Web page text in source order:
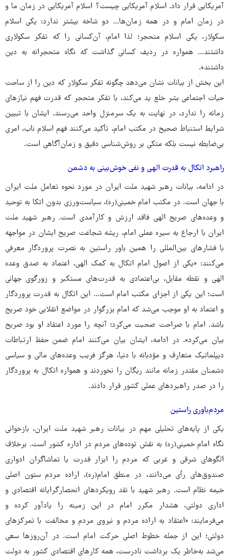
آمریکایی قرار داد. اسلام آمریکایی چیست؟ اسلام آمریکایی در زمان ما و
در زمان امام و در همه‌ زمان‌ها... دو شاخه بیشتر ندارد: یکی اسلام
سکولار، یکی اسلام متحجر؛ لذا امام، آن‌کسانی را که تفکر سکولاری
داشتند... همواره در ردیف کسانی گذاشت که نگاه متحجرانه‌ به دین
داشتند».
این بخش از بیانات نشان می‌دهد چگونه تفکر سکولار که دین را از ساحت
حیات اجتماعی بشر خلع ید می‌کند، با تفکر متحجر که قدرت فهم نیازهای
زمانه را ندارد، در نهایت به یک سرمنزل واحد می‌رسند. ایشان با تبیین
شرایط استنباط صحیح در مکتب امام، تأکید می‌کنند فهم اسلام ناب، امری
بی‌ضابطه نیست بلکه متکی بر روش‌شناسی دقیق و زمان‌آگاهی است.
راهبرد اتکال به قدرت الهی و نفی خوش‌بینی به دشمن
در ادامه، بیانات رهبر شهید ملت ایران در مورد نحوه تعامل ملت ایران
با جهان است. در مکتب امام خمینی(ره)، سیاست‌ورزی بدون اتکا به توحید
و وعده‌های صریح الهی فاقد ارزش و کارآمدی است. رهبر شهید ملت
ایران با ارجاع به سیره عملی امام، ریشه شجاعت صریح ایشان در مواجهه
با فشارهای بین‌المللی را همین باور راستین به نصرت پروردگار معرفی
می‌کنند: «یکی از اصول امام اتکال به کمک الهی، اعتماد به صدق وعده‌
الهی و نقطه‌ مقابل، بی‌اعتمادی به قدرت‌های مستکبر و زورگوی جهانی
است؛ این یکی از اجزای مکتب امام است... این اتکال به قدرت پروردگار
و اعتماد به او موجب می‌شد که امام بزرگوار در مواضع انقلابی خود صریح
باشد. امام با صراحت صحبت می‌کرد؛ آنچه را مورد اعتقاد او بود صریح
بیان می‌کرد». در ادامه، ایشان بیان می‌کنند امام ضمن حفظ ارتباطات
دیپلماتیک متعارف و مؤدبانه با دنیا، هرگز فریب وعده‌های مالی و سیاسی
دشمنان مقتدر زمانه مانند ریگان را نخوردند و همواره اتکال به پروردگار
را در صدر راهبردهای عملی کشور قرار دادند.
مردم‌باوری راستین
یکی از پایه‌های تحلیلی مهم در بیانات رهبر شهید ملت ایران، بازخوانی
نگاه امام خمینی(ره) به نقش توده‌های مردم در اداره کشور است. برخلاف
الگوهای شرقی و غربی که مردم را ابزار قدرت یا تماشاگران ادواری
صندوق‌های رأی می‌دانند، در منطق امام(ره)، اراده مردم ستون اصلی
خیمه نظام است. رهبر شهید با نقد رویکردهای انحصارگرایانه اقتصادی و
اداری دولتی، هشدار مکرر امام در این زمینه را یادآور کرده و
می‌فرمایند: «اعتقاد به اراده‌ مردم و نیروی مردم و مخالفت با تمرکزهای
دولتی؛ این از جمله‌ خطوط اصلی حرکت امام است. در آن‌روزها سعی
می‌شد به‌خاطر یک برداشت نادرست، همه‌ کارهای اقتصادی کشور به دولت